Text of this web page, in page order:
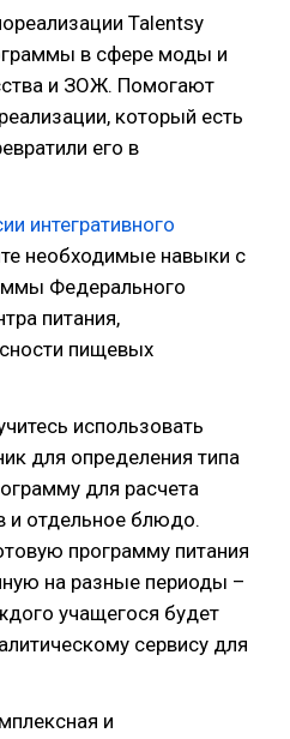
Talentsy
в сфере моды и
и ЗОЖ. Помогают
который есть
его в
интегративного
необходимые навыки с
Федерального
питания,
пищевых
использовать
для определения типа
для расчета
и отдельное блюдо.
программу питания
на разные периоды –
учащегося будет
сервису для
и